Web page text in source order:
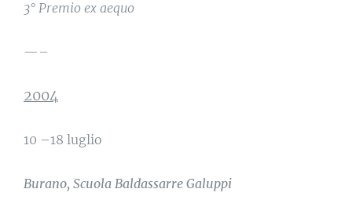
3° Premio ex aequo
—–
2004
10 –18 luglio
Burano, Scuola Baldassarre Galuppi